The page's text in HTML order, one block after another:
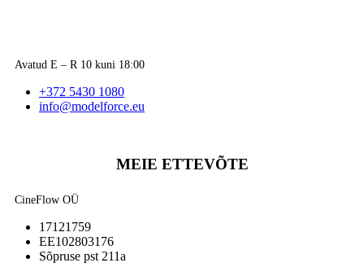
Avatud E – R 10 kuni 18:00
+372 5430 1080
info@modelforce.eu
MEIE ETTEVÕTE
CineFlow OÜ
17121759
EE102803176
Sõpruse pst 211a